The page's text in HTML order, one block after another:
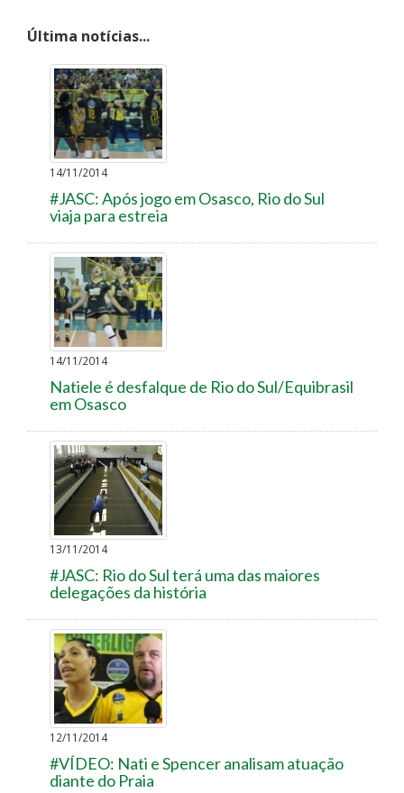
Última notícias...
14/11/2014
#JASC: Após jogo em Osasco, Rio do Sul
viaja para estreia
14/11/2014
Natiele é desfalque de Rio do Sul/Equibrasil
em Osasco
13/11/2014
#JASC: Rio do Sul terá uma das maiores
delegações da história
12/11/2014
#VÍDEO: Nati e Spencer analisam atuação
diante do Praia